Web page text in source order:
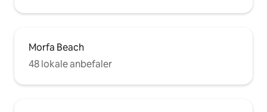
Morfa Beach
48 lokale anbefaler